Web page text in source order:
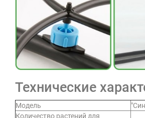
Технические
Модель
Количество растений для